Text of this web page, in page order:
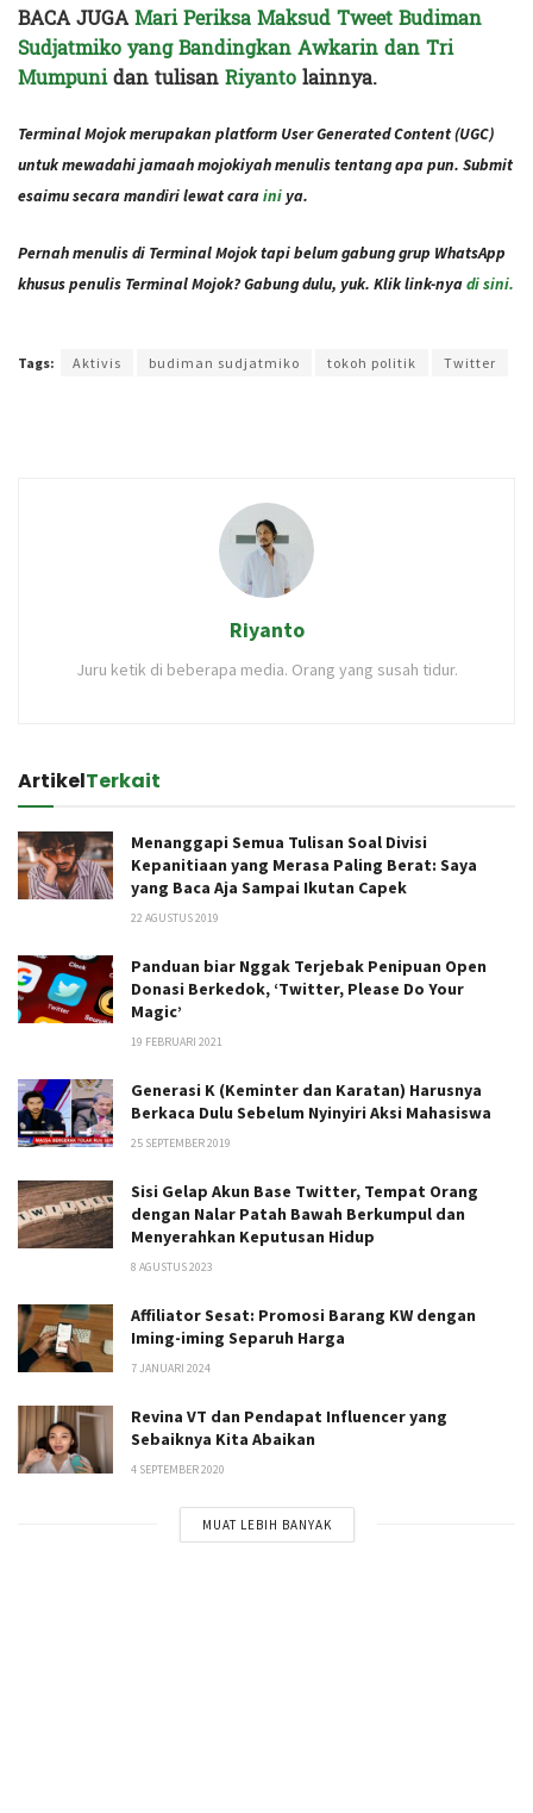
BACA JUGAMari Periksa Maksud Tweet Budiman
Sudjatmiko yang Bandingkan Awkarin dan Tri
Mumpunidan tulisanRiyantolainnya.
Terminal Mojok merupakan platform User Generated Content (UGC)
untuk mewadahi jamaah mojokiyah menulis tentang apa pun. Submit
esaimu secara mandiri lewat caraini ya.
Pernah menulis di Terminal Mojok tapi belum gabung grup WhatsApp
khusus penulis Terminal Mojok? Gabung dulu, yuk. Klik link-nyadi sini.
Tags: Aktivis budiman sudjatmiko tokoh politik Twitter
Riyanto
Juru ketik di beberapa media. Orang yang susah tidur.
ArtikelTerkait
Menanggapi Semua Tulisan Soal Divisi
Kepanitiaan yang Merasa Paling Berat: Saya
yang Baca Aja Sampai Ikutan Capek
22 AGUSTUS 2019
Panduan biar Nggak Terjebak Penipuan Open
Donasi Berkedok, ‘Twitter, Please Do Your
Magic’
19 FEBRUARI 2021
Generasi K (Keminter dan Karatan) Harusnya
Berkaca Dulu Sebelum Nyinyiri Aksi Mahasiswa
25 SEPTEMBER 2019
Sisi Gelap Akun Base Twitter, Tempat Orang
dengan Nalar Patah Bawah Berkumpul dan
Menyerahkan Keputusan Hidup
8 AGUSTUS 2023
Affiliator Sesat: Promosi Barang KW dengan
Iming-iming Separuh Harga
7 JANUARI 2024
Revina VT dan Pendapat Influencer yang
Sebaiknya Kita Abaikan
4 SEPTEMBER 2020
MUAT LEBIH BANYAK